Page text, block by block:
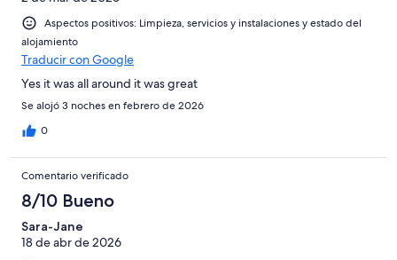
Aspectos positivos: Limpieza, servicios y instalaciones y estado del
alojamiento
Traducir con Google
Yes it was all around it was great
Se alojó 3 noches en febrero de 2026
0
Comentario verificado
8/10 Bueno
Sara-Jane
18 de abr de 2026